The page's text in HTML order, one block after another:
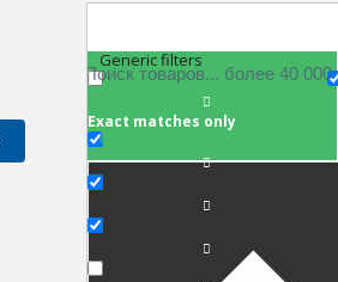
Generic filters
Exact matches only